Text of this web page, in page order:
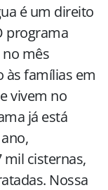
é um direito
programa
mês
às famílias em
vivem no
já está
mil cisternas,
Nossa